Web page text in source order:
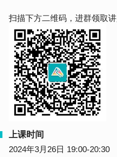
扫描下方二维码，进群领取
上课时间
2024年3月26日 19:00-20:30